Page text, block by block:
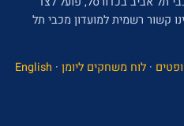
אינו קשור רשמית למועדון מכבי תל
· לוח משחקים ליומן ·
English